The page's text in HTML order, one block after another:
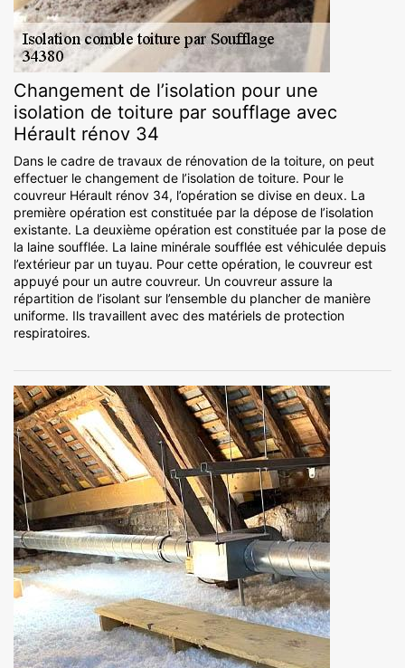
Changement de l’isolation pour une
isolation de toiture par soufflage avec
Hérault rénov 34
Dans le cadre de travaux de rénovation de la toiture, on peut
effectuer le changement de l’isolation de toiture. Pour le
couvreur Hérault rénov 34, l’opération se divise en deux. La
première opération est constituée par la dépose de l’isolation
existante. La deuxième opération est constituée par la pose de
la laine soufflée. La laine minérale soufflée est véhiculée depuis
l’extérieur par un tuyau. Pour cette opération, le couvreur est
appuyé pour un autre couvreur. Un couvreur assure la
répartition de l’isolant sur l’ensemble du plancher de manière
uniforme. Ils travaillent avec des matériels de protection
respiratoires.